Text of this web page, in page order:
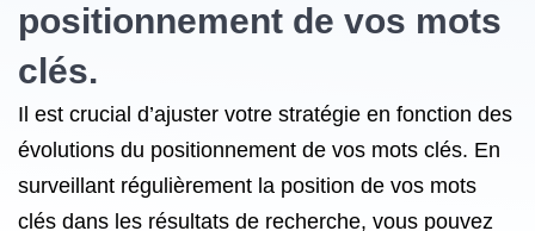
positionnement de vos mots
clés.
Il est crucial d’ajuster votre stratégie en fonction des
évolutions du positionnement de vos mots clés. En
surveillant régulièrement la position de vos mots
clés dans les résultats de recherche, vous pouvez